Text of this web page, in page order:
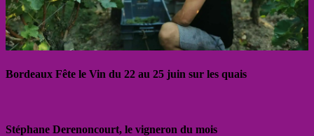
Bordeaux Fête le Vin du 22 au 25 juin sur les quais
Stéphane Derenoncourt, le vigneron du mois